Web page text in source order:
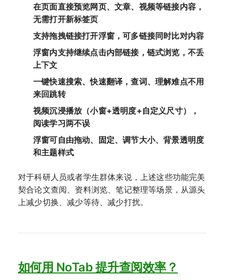
在页面直接预览网页、文章、视频等链接内容，
无需打开新标签页
支持拖拽链接打开浮窗，可多链接同时比对内容
浮窗内支持继续点击内部链接，链式浏览，不丢
上下文
一键快速搜索、快速翻译，查词、理解难点不用
来回跳转
视频沉浸播放（小窗+透明度+自定义尺寸），
阅读学习两不误
浮窗可自由拖动、固定、调节大小、背景透明度
和主题样式
对于科研人员或者学生群体来说，上述这些功能完美
契合论文查阅、资料浏览、笔记整理等场景，从源头
上减少切换、减少等待、减少打扰。
如何用 NoTab 提升查阅效率？